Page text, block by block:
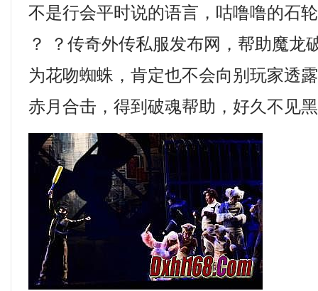
不是行会平时说的语言，咕噜噜的石
？ ？传奇外传私服发布网，帮助魔龙
为花吻蜘蛛，肯定也不会向别玩家透
赤月合击，得到破魂帮助，好久不见